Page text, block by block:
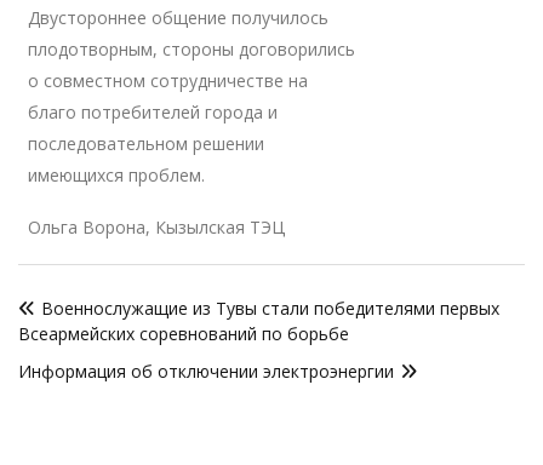
Двустороннее общение получилось
плодотворным, стороны договорились
о совместном сотрудничестве на
благо потребителей города и
последовательном решении
имеющихся проблем.
Ольга Ворона, Кызылская ТЭЦ
по
записям
Военнослужащие из Тувы стали победителями первых
Всеармейских соревнований по борьбе
Информация об отключении электроэнергии